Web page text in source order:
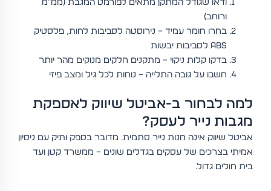
ודאו שגודל המתקן מתאים לפורמט המגבת (ממ"מ
ורוחב)
בחרו חומר עמיד – נירוסטה לסביבות לחות, פלסטיק
ABS לסביבות יבשות
בדקו קלות ניקוי – מתקנים חלקים מנוקים מהר יותר
חשבו על גובה התלייה – נוחות לכל גיל ומצב פיזי
למה לבחור ב-אביטל שיווק לאספקת
מגבות נייר לעסק?
אביטל שיווק אינה חנות נייר סתמית. מדובר בספק ותיק עם ניסיון
אמיתי בצרכים של עסקים בגדלים שונים – ממשרד קטן ועד
בית חולים גדול.